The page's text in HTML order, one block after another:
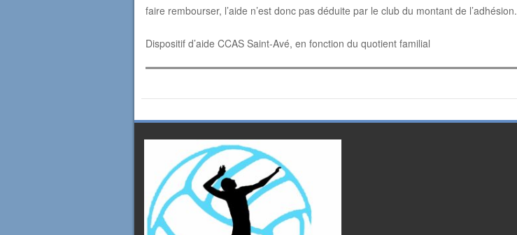
faire rembourser, l’aide n’est donc pas déduite par le club du montant de l’adhésion.
Dispositif d’aide CCAS Saint-Avé, en fonction du quotient familial